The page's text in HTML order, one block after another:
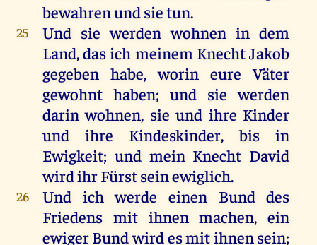
bewahrenundsietun.
25 Und sie werden wohnen in dem
Land,dasich meinem KnechtJakob
gegeben habe,worin eure Väter
gewohnt haben; und sie werden
darin wohnen, sie und ihre Kinder
und
ihre Kindeskinder,bis
in
Ewigkeit; und mein Knecht David
wirdihrFürstseinewiglich.
26 Und ich werde einen Bund des
Friedens mit ihnen machen,ein
ewigerBundwirdesmitihnensein;